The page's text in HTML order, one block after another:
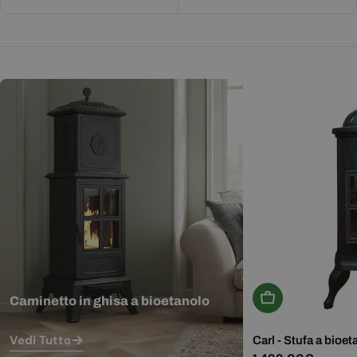
Caminetto in ghisa a bioetanolo
Vedi Tutto
Aggiungi Al
Carl - Stufa a